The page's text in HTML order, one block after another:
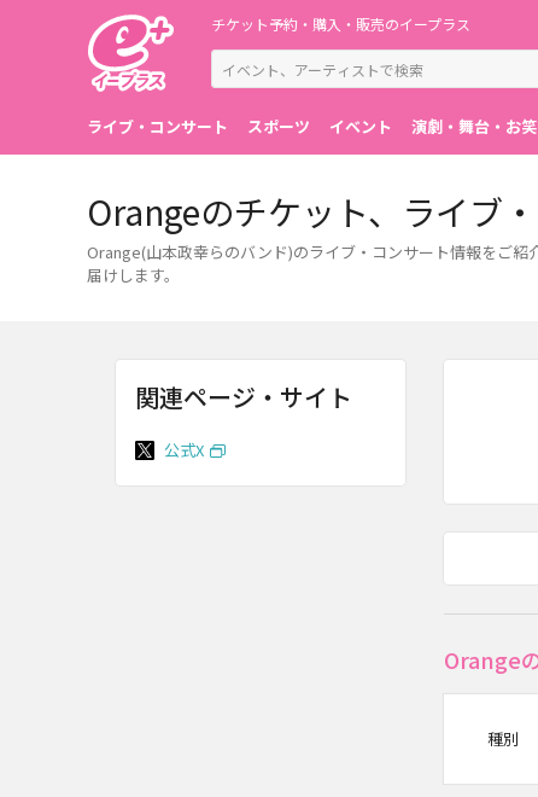
チケット予約・購入・販売のイープラス
ライブ・コンサート スポーツ イベント 演劇・舞台・お
Orangeのチケット、ライブ
Orange(山本政幸らのバンド)のライブ・コンサート情報をご
届けします。
Orange
種別
関連ページ・サイト
公式X